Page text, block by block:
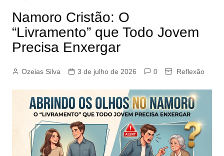
Namoro Cristão: O
“Livramento” que Todo Jovem
Precisa Enxergar
Ozeias Silva 3 de julho de 2026 0 Reflexão